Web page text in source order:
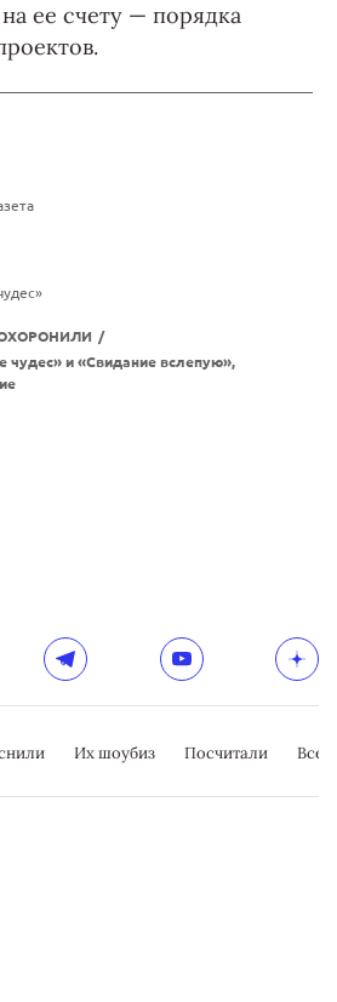
ее счету — порядка
/
и «Свидание вслепую»,
Их шоубиз Посчитали